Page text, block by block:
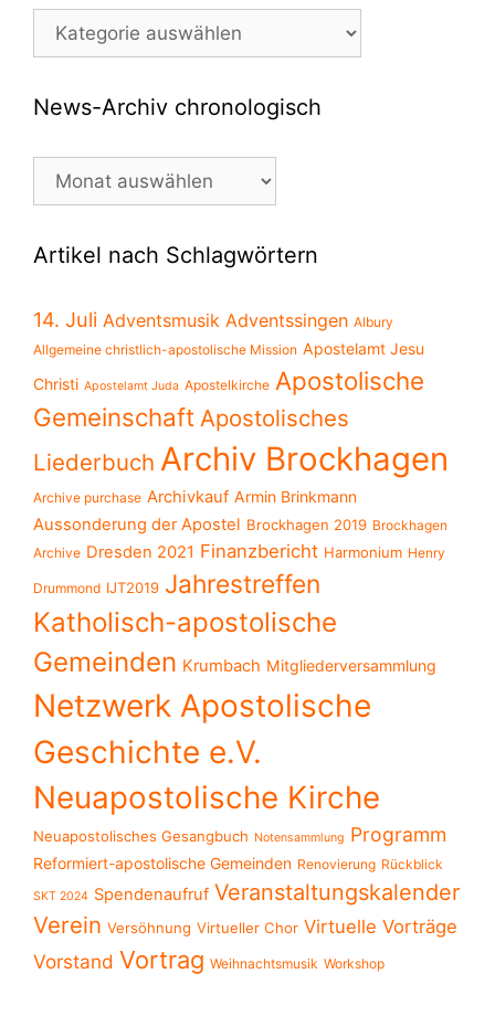
News-
News-Archiv chronologisch
News-
Artikel nach Schlagwörtern
14. Juli Adventsmusik Adventssingen Albury
Allgemeine christlich-apostolische Mission Apostelamt Jesu
Christi Apostelamt Juda Apostelkirche Apostolische
Gemeinschaft Apostolisches
Liederbuch Archiv Brockhagen
Archive purchase Archivkauf Armin Brinkmann
Aussonderung der Apostel Brockhagen 2019 Brockhagen
Archive Dresden 2021 Finanzbericht Harmonium Henry
Drummond IJT2019 Jahrestreffen
Katholisch-apostolische
Gemeinden Krumbach Mitgliederversammlung
Netzwerk Apostolische
Geschichte e.V.
Neuapostolische Kirche
Neuapostolisches Gesangbuch Notensammlung Programm
Reformiert-apostolische Gemeinden Renovierung Rückblick
SKT 2024 Spendenaufruf Veranstaltungskalender
Verein Versöhnung Virtueller Chor Virtuelle Vorträge
Vorstand Vortrag Weihnachtsmusik Workshop